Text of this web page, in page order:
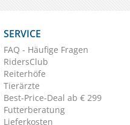
SERVICE
FAQ - Häufige Fragen
RidersClub
Reiterhöfe
Tierärzte
Best-Price-Deal ab € 299
Futterberatung
Lieferkosten